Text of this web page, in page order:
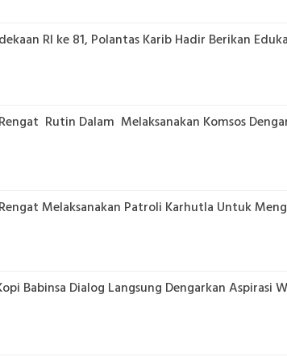
RI ke 81, Polantas Karib Hadir Berikan
Rutin Dalam Melaksanakan Komsos
Melaksanakan Patroli Karhutla Untuk
Babinsa Dialog Langsung Dengarkan Aspirasi